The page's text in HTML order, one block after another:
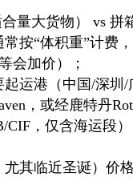
合量大货物） vs
常按“体积重”计费
会加价）；
起运港（中国/深圳
，或经鹿特丹
CIF，仅含海运段
尤其临近圣诞）价